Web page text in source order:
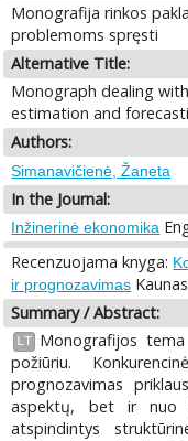
Monografija rinkos
problemoms spręsti
Alternative Title:
Monograph dealing
estimation and
Authors:
Simanavičienė, Žaneta
In the Journal:
Inžinerinė ekonomika
Recenzuojama knyga:
ir prognozavimas
Summary / Abstract:
LT
Monografijos
požiūriu.
prognozavimas
aspektų, bet ir nuo
atspindintys